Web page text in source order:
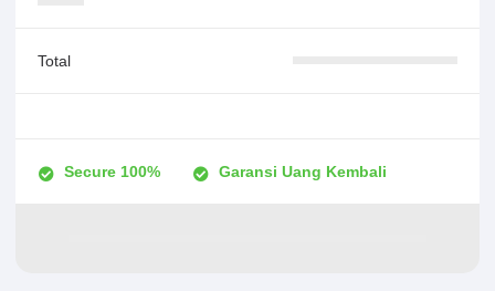
Total
Secure 100% Garansi Uang Kembali